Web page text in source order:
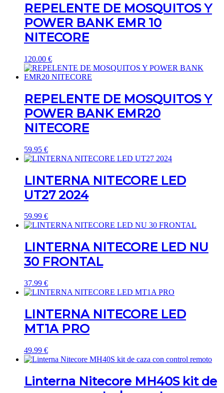
REPELENTE DE MOSQUITOS Y
POWER BANK EMR 10
NITECORE
120.00 €
REPELENTE DE MOSQUITOS Y
POWER BANK EMR20
NITECORE
59.95 €
LINTERNA NITECORE LED
UT27 2024
59.99 €
LINTERNA NITECORE LED NU
30 FRONTAL
37.99 €
LINTERNA NITECORE LED
MT1A PRO
49.99 €
Linterna Nitecore MH40S kit de